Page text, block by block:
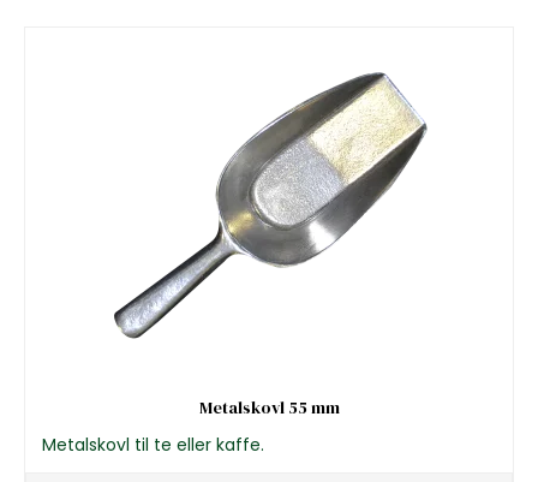
Metalskovl 55 mm
Metalskovl til te eller kaffe.